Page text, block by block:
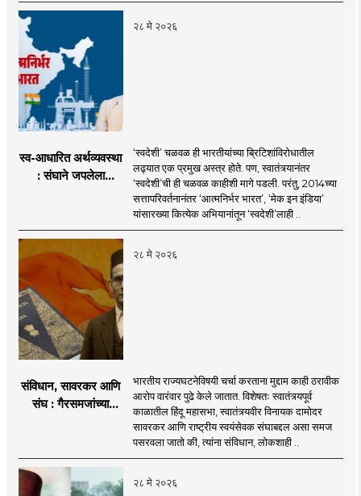
२८ मे २०२६
स्व-आधारित अर्थव्यवस्था
: संघाने जपलेला
‘स्वदेशी’ चळवळ ही भारतीयांच्या ब्रिटिशांविरोधातील
लढ्यात एक प्रमुख अस्त्र होते. पण, स्वातंत्र्यानंतर
‘स्वदेशी’ची ही चळवळ काहीशी मागे पडली. परंतु, 2014च्या
सत्तापरिवर्तनानंतर ‘आत्मनिर्भर भारत’, ‘मेक इन इंडिया’
यांसारख्या कित्येक अभियानांतून ‘स्वदेशी’लाही ..
२८ मे २०२६
संविधान, सावरकर आणि
संघ : गैरसमजांच्या
भारतीय राज्यघटनेविषयी चर्चा करताना मुद्दाम काही ठरावीक
आरोप वारंवार पुढे केले जातात. विशेषतः स्वातंत्र्यपूर्व
काळातील हिंदू महासभा, स्वातंत्र्यवीर विनायक दामोदर
सावरकर आणि राष्ट्रीय स्वयंसेवक संघाबद्दल असा समज
पसरवला जातो की, त्यांना संविधान, लोकशाही ..
२८ मे २०२६